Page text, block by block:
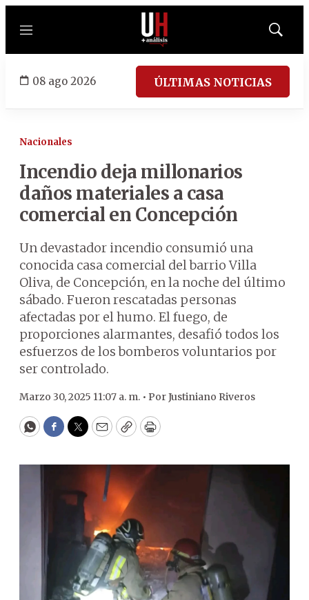
Menú
Mostrar
08 ago 2026 ÚLTIMAS NOTICIAS
Nacionales
Incendio deja millonarios
daños materiales a casa
comercial en Concepción
Un devastador incendio consumió una
conocida casa comercial del barrio Villa
Oliva, de Concepción, en la noche del último
sábado. Fueron rescatadas personas
afectadas por el humo. El fuego, de
proporciones alarmantes, desafió todos los
esfuerzos de los bomberos voluntarios por
ser controlado.
Marzo 30, 2025 11:07 a. m. • PorJustiniano Riveros
WhatsApp
Facebook
Twitter
EmailCopyPrint